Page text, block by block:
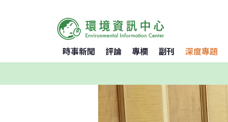
時事新聞 評論 專欄 副刊 深度專題